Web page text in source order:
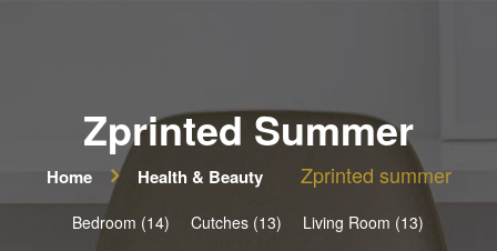
Zprinted Summer
Home Health & Beauty Zprinted summer
Bedroom (14) Cutches (13) Living Room (13)